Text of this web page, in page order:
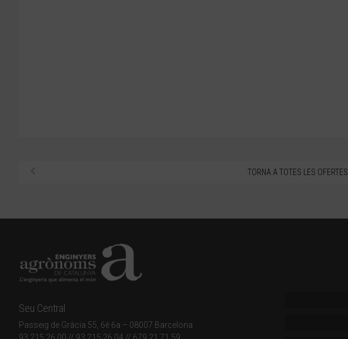
TORNA A TOTES LES OFERTES
Seu Central
Passeig de Gràcia 55, 6è 6a – 08007 Barcelona